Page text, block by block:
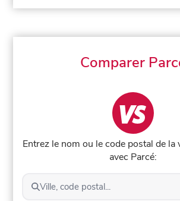
Comparer
Entrez le nom ou le code postal de la
avec Parcé:
Ville, code postal...